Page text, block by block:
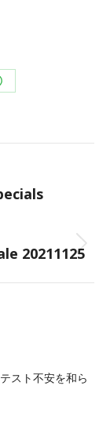
20211125
スト不安を和ら